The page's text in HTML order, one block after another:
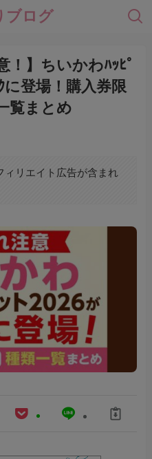
ブログ
！】ちいかわﾊｯﾋﾟ
に登場！購入券限
覧まとめ
ィリエイト広告が含まれ